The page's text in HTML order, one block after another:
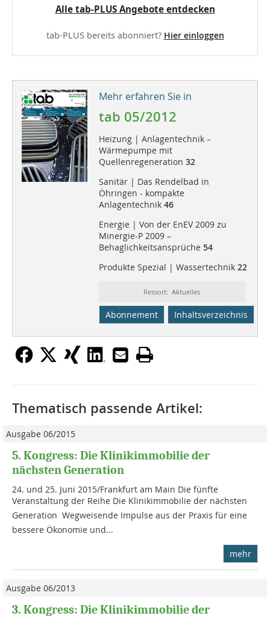
Alle tab-PLUS Angebote entdecken
tab-PLUS bereits abonniert? Hier einloggen
Mehr erfahren Sie in
tab 05/2012
Heizung | Anlagentechnik –
Wärmepumpe mit
Quellenregeneration 32
Sanitär | Das Rendelbad in
Öhringen - kompakte
Anlagentechnik 46
Energie | Von der EnEV 2009 zu
Minergie-P 2009 –
Behaglichkeitsansprüche 54
Produkte Spezial | Wassertechnik 22
Ressort: Aktuelles
Abonnement Inhaltsverzeichnis
Thematisch passende Artikel:
Ausgabe 06/2015
5. Kongress: Die Klinikimmobilie der
nächsten Generation
24. und 25. Juni 2015/Frankfurt am Main Die fünfte
Veranstaltung der Reihe Die Klinikimmobilie der nächsten
Generation  Wegweisende Impulse aus der Praxis für eine
bessere Ökonomie und...
mehr
Ausgabe 06/2013
3. Kongress: Die Klinikimmobilie der